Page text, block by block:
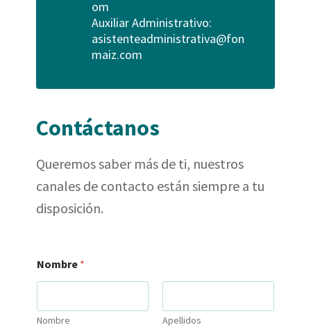
om
Auxiliar Administrativo:
asistenteadministrativa@fon
maiz.com
Contáctanos
Queremos saber más de ti, nuestros
canales de contacto están siempre a tu
disposición.
Nombre *
Nombre Apellidos